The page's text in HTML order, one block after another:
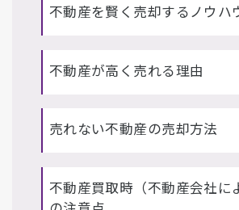
不動産を賢く売却するノウハ
不動産が高く売れる理由
売れない不動産の売却方法
不動産買取時（不動産会社に